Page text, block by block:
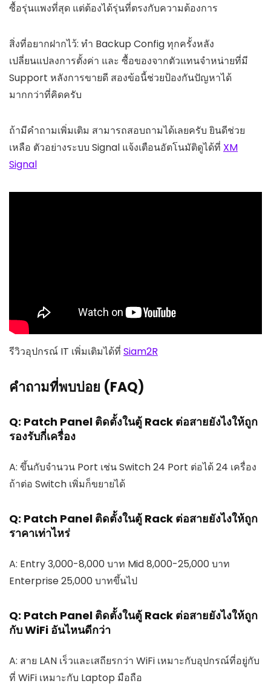
ซื้อรุ่นแพงที่สุด แต่ต้องได้รุ่นที่ตรงกับความต้องการ
สิ่งที่อยากฝากไว้: ทำ Backup Config ทุกครั้งหลัง
เปลี่ยนแปลงการตั้งค่า และ ซื้อของจากตัวแทนจำหน่ายที่มี
Support หลังการขายดี สองข้อนี้ช่วยป้องกันปัญหาได้
มากกว่าที่คิดครับ
ถ้ามีคำถามเพิ่มเติม สามารถสอบถามได้เลยครับ ยินดีช่วย
เหลือ ตัวอย่างระบบ Signal แจ้งเตือนอัตโนมัติดูได้ที่ XM
Signal
รีวิวอุปกรณ์ IT เพิ่มเติมได้ที่ Siam2R
คำถามที่พบบ่อย (FAQ)
Q: Patch Panel ติดตั้งในตู้ Rack ต่อสายยังไงให้ถูก
รองรับกี่เครื่อง
A: ขึ้นกับจำนวน Port เช่น Switch 24 Port ต่อได้ 24 เครื่อง
ถ้าต่อ Switch เพิ่มก็ขยายได้
Q: Patch Panel ติดตั้งในตู้ Rack ต่อสายยังไงให้ถูก
ราคาเท่าไหร่
A: Entry 3,000-8,000 บาท Mid 8,000-25,000 บาท
Enterprise 25,000 บาทขึ้นไป
Q: Patch Panel ติดตั้งในตู้ Rack ต่อสายยังไงให้ถูก
กับ WiFi อันไหนดีกว่า
A: สาย LAN เร็วและเสถียรกว่า WiFi เหมาะกับอุปกรณ์ที่อยู่กับ
ที่ WiFi เหมาะกับ Laptop มือถือ